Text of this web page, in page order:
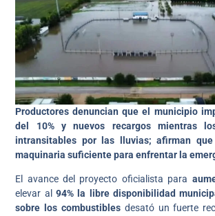
Productores denuncian que el municipio
del 10% y nuevos recargos mientras
intransitables por las lluvias; afirman
maquinaria suficiente para enfrentar la
El avance del proyecto oficialista para
elevar al94% la libre disponibilidad
sobre los combustibles desató un fuerte